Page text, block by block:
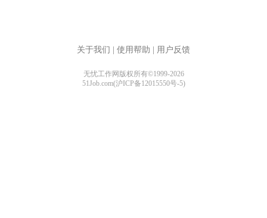
关于我们 使用帮助 用户反馈
无忧工作网版权所有©1999-2026
51Job.com(沪ICP备12015550号-5)